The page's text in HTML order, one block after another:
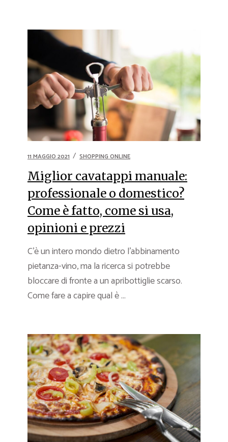
11 MAGGIO 2021 SHOPPING ONLINE
Miglior cavatappi manuale:
professionale o domestico?
Come è fatto, come si usa,
opinioni e prezzi
C’è un intero mondo dietro l’abbinamento
pietanza-vino, ma la ricerca si potrebbe
bloccare di fronte a un apribottiglie scarso.
Come fare a capire qual è ...